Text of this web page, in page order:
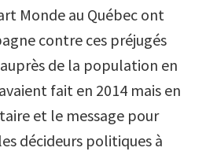
Monde au Québec ont
contre ces préjugés
de la population en
fait en 2014 mais en
et le message pour
décideurs politiques à